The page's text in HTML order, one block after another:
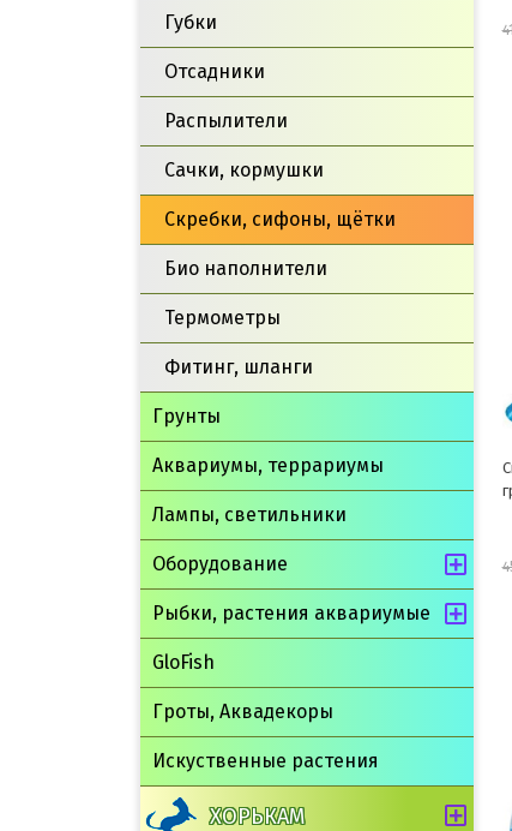
Губки
Отсадники
Распылители
Сачки, кормушки
Скребки, сифоны, щётки
Био наполнители
Термометры
Фитинг, шланги
Грунты
Аквариумы, террариумы
Лампы, светильники
Оборудование
Рыбки, растения аквариумые
GloFish
Гроты, Аквадекоры
Искуственные растения
ХОРЬКАМ